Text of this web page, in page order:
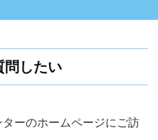
問したい
ーのホームページにご訪